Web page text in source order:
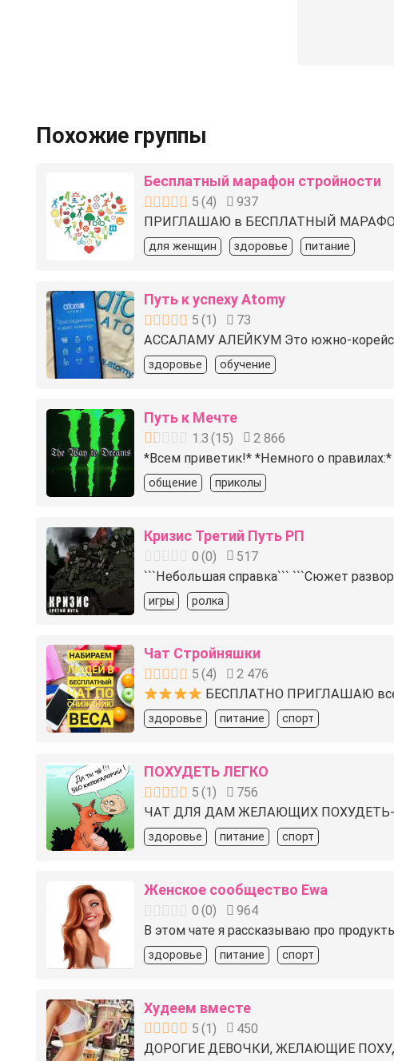
Похожие группы
Бесплатный марафон стройности
5 (4)
937
ПРИГЛАШАЮ в БЕСПЛАТНЫЙ ️МАРАФОН
для женщин здоровье питание
Путь к успеху Atomy
5 (1)
73
АССАЛАМУ АЛЕЙКУМ Это южно-
здоровье обучение
Путь к Мечте
1.3 (15)
2 866
*Всем приветик!* *Немного о
общение приколы
Кризис Третий Путь РП
0 (0)
517
```Небольшая справка``` ```Сюжет
игры ролка
Чат Стройняшки
5 (4)
2 476
БЕСПЛАТНО ПРИГЛАШАЮ
здоровье питание спорт
ПОХУДЕТЬ ЛЕГКО
5 (1 )
756
ЧАТ ДЛЯ ДАМ ЖЕЛАЮЩИХ ПОХУДЕТЬ-
здоровье питание спорт
Женское сообщество Ewa
0 (0)
964
В этом чате я рассказываю про
здоровье питание спорт
Худеем вместе
5 (1)
450
ДОРОГИЕ ДЕВОЧКИ, ЖЕЛАЮЩИЕ